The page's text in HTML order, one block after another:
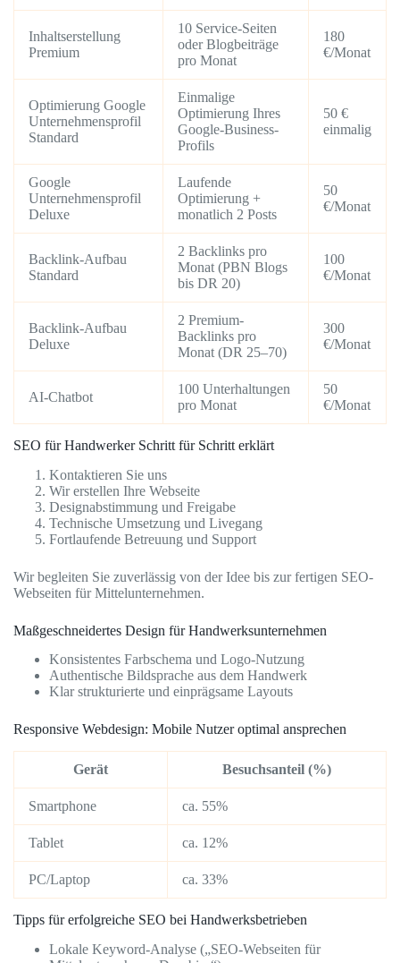
Inhaltserstellung
Premium
10 Service-Seiten
oder Blogbeiträge
pro Monat
180
€/Monat
Optimierung Google
Unternehmensprofil
Standard
Einmalige
Optimierung Ihres
Google-Business-
Profils
50 €
einmalig
Google
Unternehmensprofil
Deluxe
Laufende
Optimierung +
monatlich 2 Posts
50
€/Monat
Backlink-Aufbau
Standard
2 Backlinks pro
Monat (PBN Blogs
bis DR 20)
100
€/Monat
Backlink-Aufbau
Deluxe
2 Premium-
Backlinks pro
Monat (DR 25–70)
300
€/Monat
AI-Chatbot
100 Unterhaltungen
pro Monat
50
€/Monat
SEO für Handwerker Schritt für Schritt erklärt
Kontaktieren Sie uns
Wir erstellen Ihre Webseite
Designabstimmung und Freigabe
Technische Umsetzung und Livegang
Fortlaufende Betreuung und Support
Wir begleiten Sie zuverlässig von der Idee bis zur fertigen SEO-
Webseiten für Mittelunternehmen.
Maßgeschneidertes Design für Handwerksunternehmen
Konsistentes Farbschema und Logo-Nutzung
Authentische Bildsprache aus dem Handwerk
Klar strukturierte und einprägsame Layouts
Responsive Webdesign: Mobile Nutzer optimal ansprechen
Gerät Besuchsanteil (%)
Smartphone ca. 55%
Tablet ca. 12%
PC/Laptop ca. 33%
Tipps für erfolgreiche SEO bei Handwerksbetrieben
Lokale Keyword-Analyse („SEO-Webseiten für